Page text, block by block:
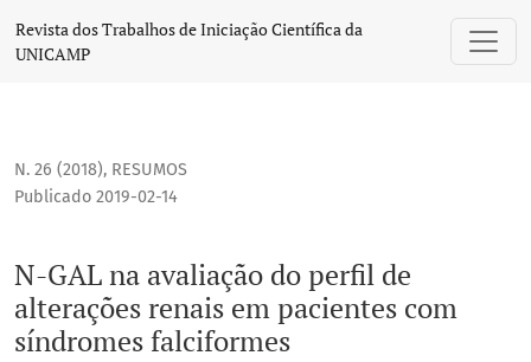
N-GAL na avaliação do perfil de alterações renais em
Revista dos Trabalhos de Iniciação Científica da
UNICAMP
N. 26 (2018), RESUMOS
N-GAL na avaliação do perfil de
alterações renais em pacientes com
síndromes falciformes
Publicado 2019-02-14